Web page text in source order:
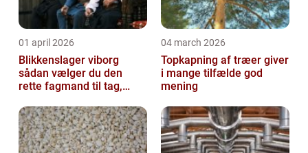
01 april 2026
Blikkenslager viborg
sådan vælger du den
rette fagmand til tag,
04 march 2026
Topkapning af træer giver
i mange tilfælde god
mening